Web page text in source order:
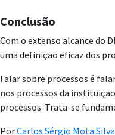
Conclusão
Com o extenso alcance do
uma definição eficaz dos
Falar sobre processos é
nos processos da
processos. Trata-se
PorCarlos Sérgio Mota Silva